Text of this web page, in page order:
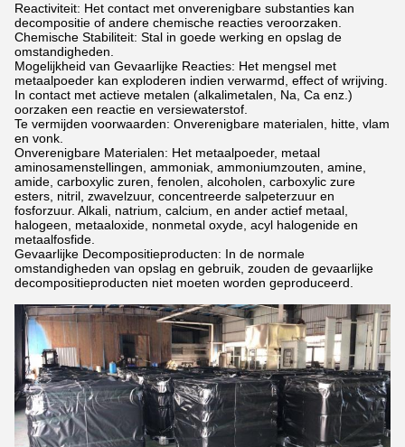
Reactiviteit: Het contact met onverenigbare substanties kan
decompositie of andere chemische reacties veroorzaken.
Chemische Stabiliteit: Stal in goede werking en opslag de
omstandigheden.
Mogelijkheid van Gevaarlijke Reacties: Het mengsel met
metaalpoeder kan exploderen indien verwarmd, effect of wrijving.
In contact met actieve metalen (alkalimetalen, Na, Ca enz.)
oorzaken een reactie en versiewaterstof.
Te vermijden voorwaarden: Onverenigbare materialen, hitte, vlam
en vonk.
Onverenigbare Materialen: Het metaalpoeder, metaal
aminosamenstellingen, ammoniak, ammoniumzouten, amine,
amide, carboxylic zuren, fenolen, alcoholen, carboxylic zure
esters, nitril, zwavelzuur, concentreerde salpeterzuur en
fosforzuur. Alkali, natrium, calcium, en ander actief metaal,
halogeen, metaaloxide, nonmetal oxyde, acyl halogenide en
metaalfosfide.
Gevaarlijke Decompositieproducten: In de normale
omstandigheden van opslag en gebruik, zouden de gevaarlijke
decompositieproducten niet moeten worden geproduceerd.